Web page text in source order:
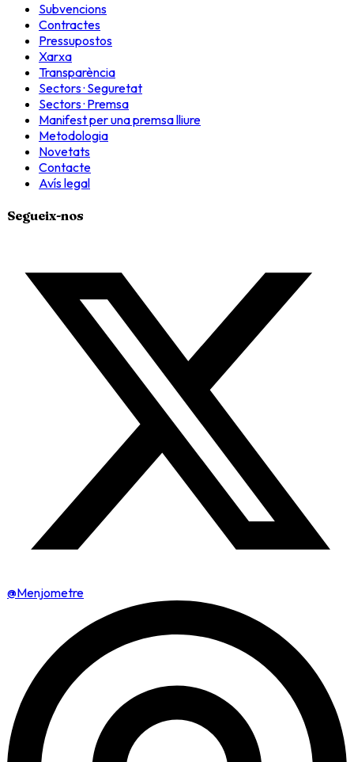
Subvencions
Contractes
Pressupostos
Xarxa
Transparència
Sectors · Seguretat
Sectors · Premsa
Manifest per una premsa lliure
Metodologia
Novetats
Contacte
Avís legal
Segueix-nos
@Menjometre